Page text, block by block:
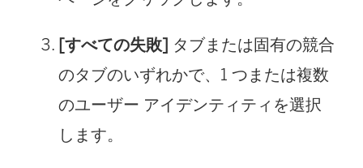
[すべての失敗] タブまたは固有の競合
のタブのいずれかで、1 つまたは複数
のユーザー アイデンティティを選択
します。